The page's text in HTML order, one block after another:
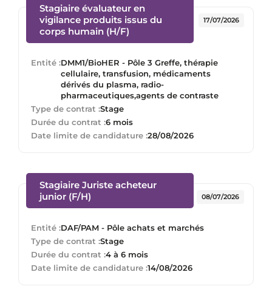
Stagiaire évaluateur en
vigilance produits issus du
corps humain (H/F)
Entité :DMM1/BioHER - Pôle 3 Greffe, thérapie
cellulaire, transfusion, médicaments
dérivés du plasma, radio-
pharmaceutiques,agents de contraste
Type de contrat :Stage
Durée du contrat :6 mois
17/07/2026
Date limite de candidature :28/08/2026
Stagiaire Juriste acheteur
junior (F/H)
Entité :DAF/PAM - Pôle achats et marchés
Type de contrat :Stage
Durée du contrat :4 à 6 mois
08/07/2026
Date limite de candidature :14/08/2026